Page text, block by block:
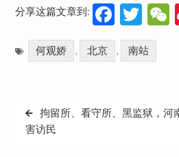
分享这篇文章到:
何观娇 , 北京 , 南站
文
章
拘留所、看守所、黑监狱，河
害访民